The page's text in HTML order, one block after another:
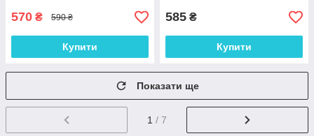
570 ₴ 590 ₴
Купити
585 ₴
Купити
Показати ще
1 / 7